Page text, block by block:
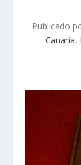
Publicado
Canaria,